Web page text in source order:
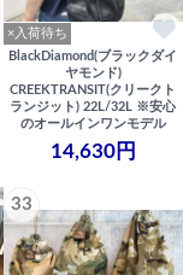
×入荷待ち
BlackDiamond(ブラックダイ
ヤモンド)
CREEKTRANSIT(クリークト
ランジット) 22L/32L ※安心
のオールインワンモデル
14,630円
33